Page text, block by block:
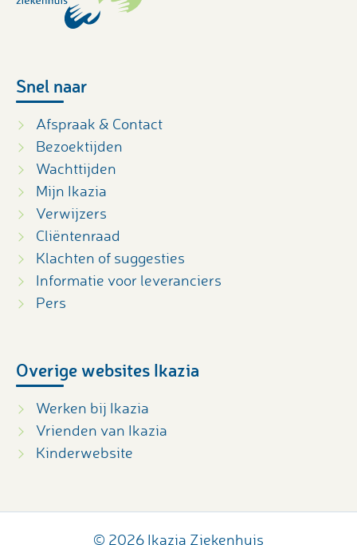
Snel naar
Afspraak & Contact
Bezoektijden
Wachttijden
Mijn Ikazia
Verwijzers
Cliëntenraad
Klachten of suggesties
Informatie voor leveranciers
Pers
Overige websites Ikazia
Werken bij Ikazia
Vrienden van Ikazia
Kinderwebsite
© 2026 Ikazia Ziekenhuis